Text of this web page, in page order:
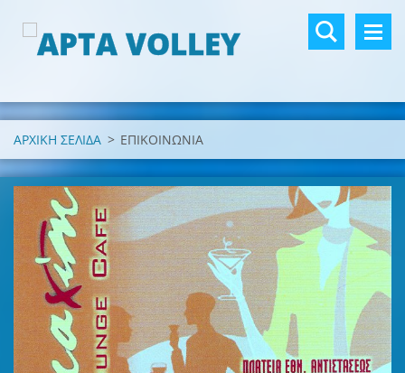
ΑΡΧΙΚΗ ΣΕΛΙΔΑ > ΕΠΙΚΟΙΝΩΝΙΑ